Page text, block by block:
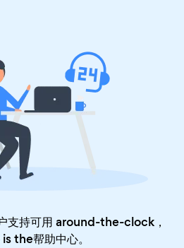
持可用 around-the-clock，
is the帮助中心。